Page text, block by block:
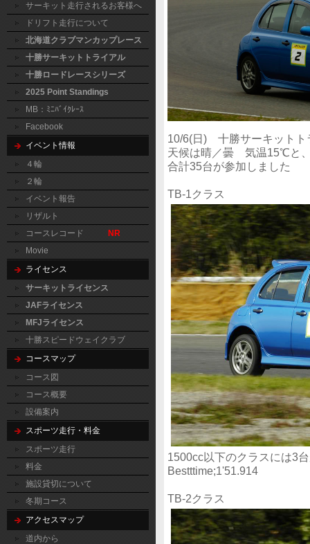
サーキット走行されるお客様へ
ドリフト走行について
北海道クラブマンカップレース
十勝サーキットトライアル
十勝ロードレースシリーズ
2025 Point Standings
MB：ﾐﾆﾊﾞｲｸﾚｰｽ
Facebook
イベント情報
４輪
２輪
イベント報告
リザルト
コースレコード
NR
Movie
ライセンス
サーキットライセンス
JAFライセンス
MFJライセンス
十勝スピードウェイクラブ
コースマップ
コース図
コース概要
設備案内
スポーツ走行・料金
スポーツ走行
料金
施設貸切について
冬期コース
アクセスマップ
道内から
10/6(日) 十勝サーキットト
天候は晴／曇 気温15℃と
合計35台が参加しました
TB-1クラス
1500cc以下のクラスに
Bestttime;1'51.914
TB-2クラス